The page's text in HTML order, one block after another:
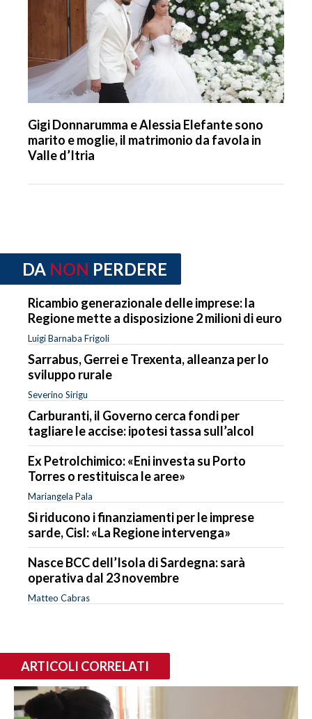
Gigi Donnarumma e Alessia Elefante sono
marito e moglie, il matrimonio da favola in
Valle d’Itria
DA NON PERDERE
Ricambio generazionale delle imprese: la
Regione mette a disposizione 2 milioni di euro
Luigi Barnaba Frigoli
Sarrabus, Gerrei e Trexenta, alleanza per lo
sviluppo rurale
Severino Sirigu
Carburanti, il Governo cerca fondi per
tagliare le accise: ipotesi tassa sull’alcol
Ex Petrolchimico: «Eni investa su Porto
Torres o restituisca le aree»
Mariangela Pala
Si riducono i finanziamenti per le imprese
sarde, Cisl: «La Regione intervenga»
Nasce BCC dell’Isola di Sardegna: sarà
operativa dal 23 novembre
Matteo Cabras
ARTICOLI CORRELATI